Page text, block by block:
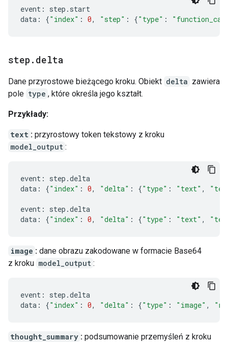
event : step . start
data : {"index" : 0, "step" : {"type" :
step . delta
Dane przyrostowe bieżącego kroku. Obiekt delta zawiera
pole type , które określa jego kształt.
Przykłady:
text : przyrostowy token tekstowy z kroku
model_output :
event : step .delta
data : {"index" : 0, "delta" : {"type" : "text" ,
event : step .delta
data : {"index" : 0, "delta" : {"type" : "text" ,
image : dane obrazu zakodowane w formacie Base64
z kroku model_output :
event : step .delta
data : {"index" : 0, "delta" : {"type" : "image" ,
thought_summary : podsumowanie przemyśleń z kroku